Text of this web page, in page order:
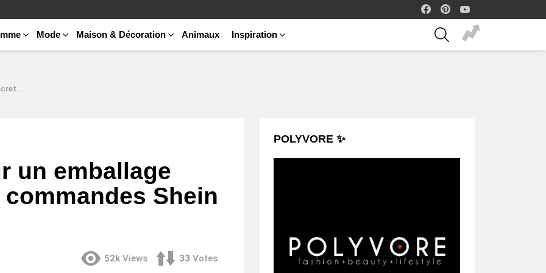
facebook
Mode Maison & Décoration Animaux Inspiration
SEARCH
?
un emballage
Shein
52k Views 33 Votes
POLYVORE ✨